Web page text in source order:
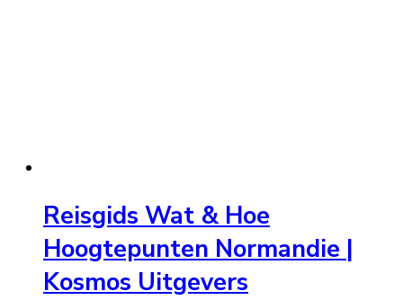
Reisgids Wat & Hoe
Hoogtepunten Normandie |
Kosmos Uitgevers